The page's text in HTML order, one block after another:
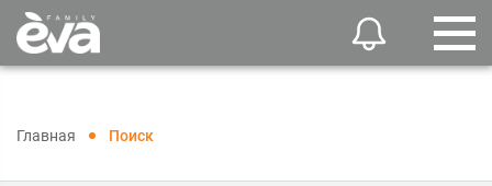
Главная Поиск